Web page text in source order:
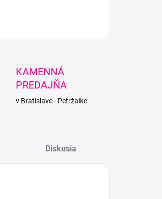
KAMENNÁ
PREDAJŇA
v Bratislave - Petržalke
Diskusia